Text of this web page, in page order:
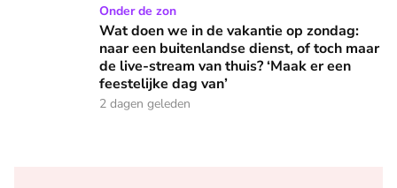
Wat doen we in de vakantie op zondag: naar een
Onder de zon
Wat doen we in de vakantie op zondag:
naar een buitenlandse dienst, of toch maar
de live-stream van thuis? ‘Maak er een
feestelijke dag van’
2 dagen geleden